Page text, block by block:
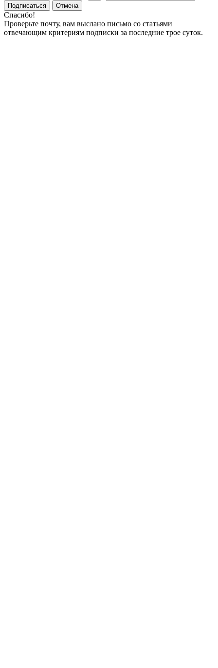
Подписаться
Отмена
Спасибо!
Проверьте почту, вам выслано письмо со статьями
отвечающим критериям подписки за последние трое суток.